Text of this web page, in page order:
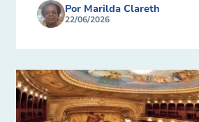
Por Marilda Clareth
22/06/2026